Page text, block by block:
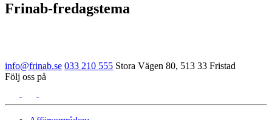
Frinab-fredagstema
info@frinab.se 033 210 555 Stora Vägen 80, 513 33 Fristad
Följ oss på